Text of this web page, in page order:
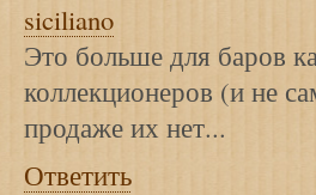
siciliano
Это больше для баров
коллекционеров (и не
продаже их нет...
Ответить